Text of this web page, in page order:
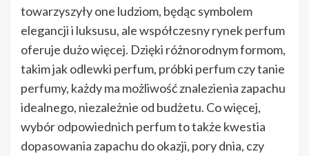
towarzyszyły one ludziom, będąc symbolem
elegancji i luksusu, ale współczesny rynek perfum
oferuje dużo więcej. Dzięki różnorodnym formom,
takim jak odlewki perfum, próbki perfum czy tanie
perfumy, każdy ma możliwość znalezienia zapachu
idealnego, niezależnie od budżetu. Co więcej,
wybór odpowiednich perfum to także kwestia
dopasowania zapachu do okazji, pory dnia, czy